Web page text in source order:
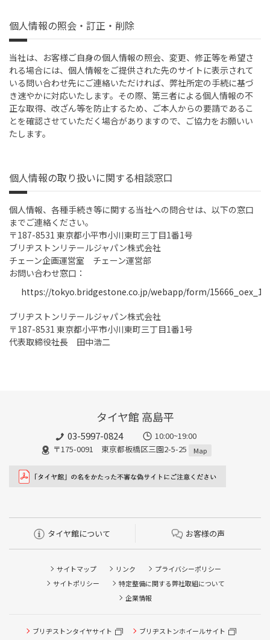
個人情報の照会・訂正・削除
当社は、お客様ご自身の個人情報の照会、変更、修正等を希望さ
れる場合には、個人情報をご提供された先のサイトに表示されて
いる問い合わせ先にご連絡いただければ、弊社所定の手続に基づ
き速やかに対応いたします。その際、第三者による個人情報の不
正な取得、改ざん等を防止するため、ご本人からの要請であるこ
とを確認させていただく場合がありますので、ご協力をお願いい
たします。
個人情報の取り扱いに関する相談窓口
個人情報、各種手続き等に関する当社への問合せは、以下の窓口
までご連絡ください。
〒187-8531 東京都小平市小川東町三丁目1番1号
ブリヂストンリテールジャパン株式会社
チェーン企画運営室 チェーン運営部
お問い合わせ窓口：
https://tokyo.bridgestone.co.jp/webapp/form/15666_oex_1/
ブリヂストンリテールジャパン株式会社
〒187-8531 東京都小平市小川東町三丁目1番1号
代表取締役社長 田中浩二
タイヤ館 高島平
03-5997-0824
10:00~19:00
〒175-0091 東京都板橋区三園2-5-25
Map
タイヤ館について お客様の声
サイトマップ リンク
プライバシーポリシー
サイトポリシー
特定整備に関する弊社取組について
企業情報
ブリヂストンタイヤサイト ブリヂストンホイールサイト